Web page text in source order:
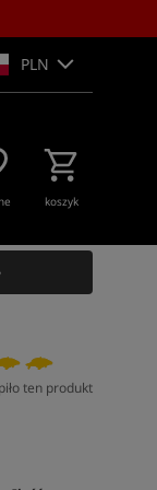
PLN
koszyk
ten produkt